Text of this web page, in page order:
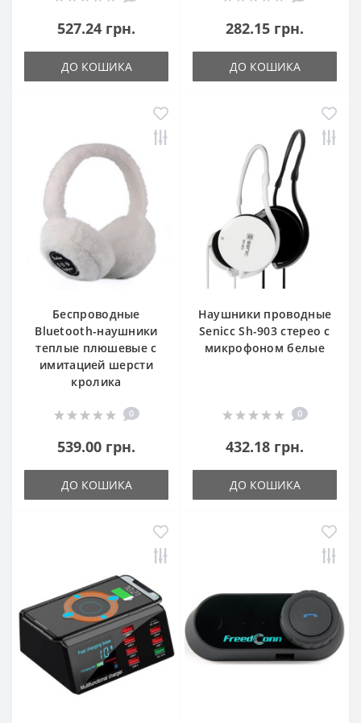
527.24 грн.
ДО КОШИКА
282.15 грн.
ДО КОШИКА
Беспроводные
Bluetooth-наушники
теплые плюшевые с
имитацией шерсти
кролика
0
539.00 грн.
ДО КОШИКА
Наушники проводные
Senicc Sh-903 стерео с
микрофоном белые
0
432.18 грн.
ДО КОШИКА